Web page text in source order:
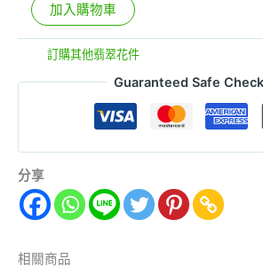
加入購物車
訂購其他翡翠花件
Guaranteed Safe
分享
相關商品